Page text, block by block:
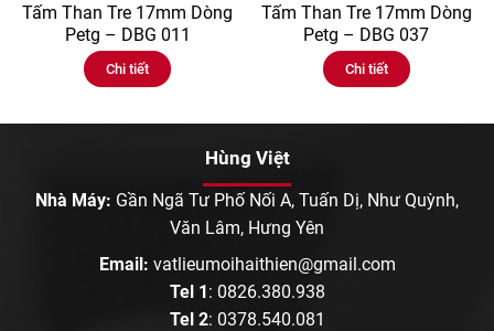
Tấm Than Tre 17mm Dòng
Petg – DBG 011
Chi tiết
Tấm Than Tre 17mm Dòng
Petg – DBG 037
Chi tiết
Hùng Việt
Nhà Máy: Gần Ngã Tư Phố Nối A, Tuấn Dị, Như Quỳnh,
Văn Lâm, Hưng Yên
Email: vatlieumoihaithien@gmail.com
Tel 1: 0826.380.938
Tel 2: 0378.540.081